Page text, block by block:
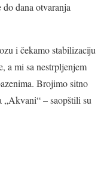
dana otvaranja
i čekamo stabilizaciju
a mi sa nestrpljenjem
Brojimo sitno
– saopštili su